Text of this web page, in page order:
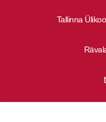
Tallinna